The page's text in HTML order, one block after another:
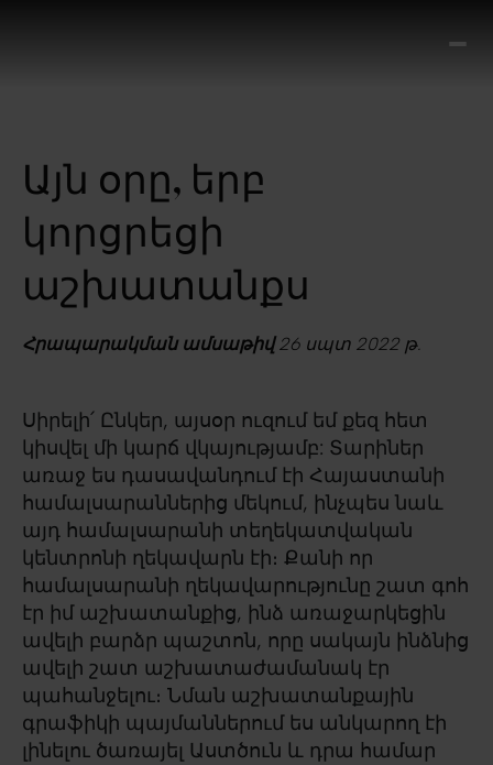
Այն օրը, երբ
կորցրեցի
աշխատանքս
Հրապարակման ամսաթիվ26 սպտ 2022 թ.
Սիրելի՛ Ընկեր, այսօր ուզում եմ քեզ հետ
կիսվել մի կարճ վկայությամբ: Տարիներ
առաջ ես դասավանդում էի Հայաստանի
համալսարաններից մեկում, ինչպես նաև
այդ համալսարանի տեղեկատվական
կենտրոնի ղեկավարն էի։ Քանի որ
համալսարանի ղեկավարությունը շատ գոհ
էր իմ աշխատանքից, ինձ առաջարկեցին
ավելի բարձր պաշտոն, որը սակայն ինձնից
ավելի շատ աշխատաժամանակ էր
պահանջելու։ Նման աշխատանքային
գրաֆիկի պայմաններում ես անկարող էի
լինելու ծառայել Աստծուն և դրա համար